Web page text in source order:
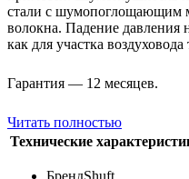
стали с шумопоглощающим
волокна. Падение давления
как для участка
Гарантия — 12 месяцев.
Читать полностью
Технические
БрендShuft